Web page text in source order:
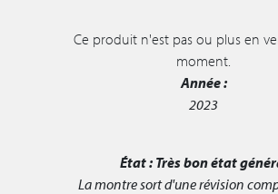
Ce produit n'est pas ou plus en
moment.
Année :
2023
État : Très bon état
La montre sort d'une révision